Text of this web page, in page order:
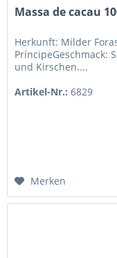
Massa de cacau
Herkunft: Milder
PríncipeGeschmack:
und Kirschen....
Artikel-Nr.: 6829
Merken